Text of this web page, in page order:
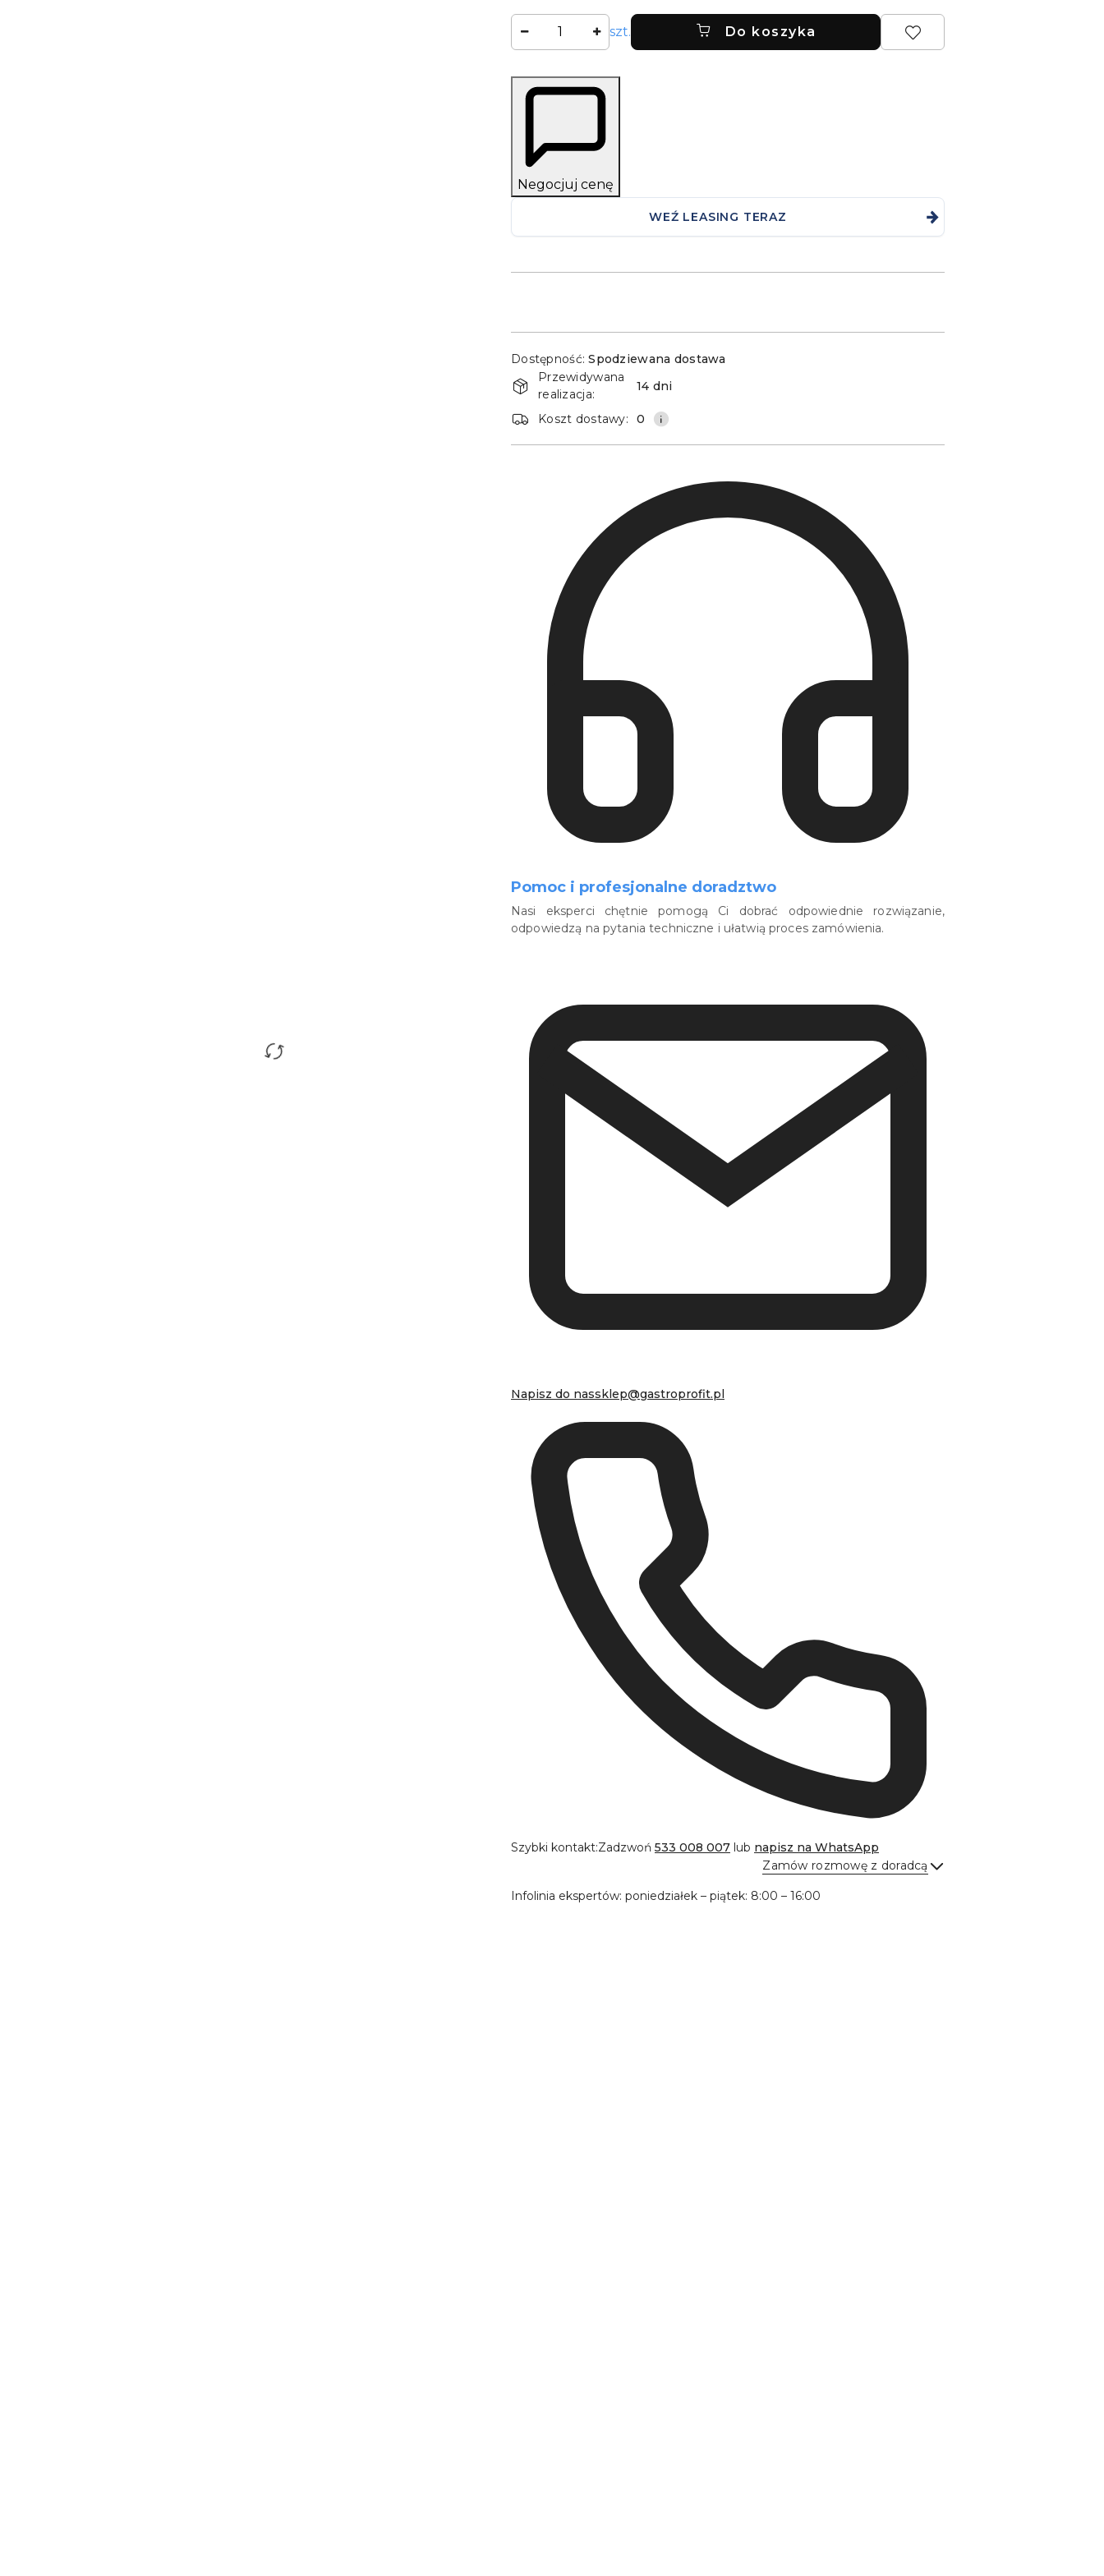
szt. Do koszyka
Negocjuj cenę
WEŹ LEASING TERAZ
i
dostawa
Dostępność: Spodziewana dostawa
Przewidywana
realizacja:
14 dni
Koszt dostawy: 0
Pomoc i profesjonalne doradztwo
Nasi eksperci chętnie pomogą Ci dobrać odpowiednie rozwiązanie,
odpowiedzą na pytania techniczne i ułatwią proces zamówienia.
Napisz do nassklep@gastroprofit.pl
Szybki kontakt:Zadzwoń 533 008 007 lub napisz na WhatsApp
Zamów rozmowę z doradcą
Infolinia ekspertów: poniedziałek – piątek: 8:00 – 16:00